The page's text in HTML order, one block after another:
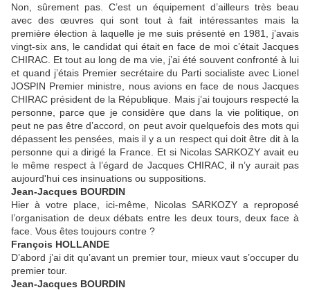
Non, sûrement pas. C’est un équipement d’ailleurs très beau
avec des œuvres qui sont tout à fait intéressantes mais la
première élection à laquelle je me suis présenté en 1981, j’avais
vingt-six ans, le candidat qui était en face de moi c’était Jacques
CHIRAC. Et tout au long de ma vie, j’ai été souvent confronté à lui
et quand j’étais Premier secrétaire du Parti socialiste avec Lionel
JOSPIN Premier ministre, nous avions en face de nous Jacques
CHIRAC président de la République. Mais j’ai toujours respecté la
personne, parce que je considère que dans la vie politique, on
peut ne pas être d’accord, on peut avoir quelquefois des mots qui
dépassent les pensées, mais il y a un respect qui doit être dit à la
personne qui a dirigé la France. Et si Nicolas SARKOZY avait eu
le même respect à l’égard de Jacques CHIRAC, il n’y aurait pas
aujourd'hui ces insinuations ou suppositions.
Jean-Jacques BOURDIN
Hier à votre place, ici-même, Nicolas SARKOZY a reproposé
l’organisation de deux débats entre les deux tours, deux face à
face. Vous êtes toujours contre ?
François HOLLANDE
D’abord j’ai dit qu’avant un premier tour, mieux vaut s’occuper du
premier tour.
Jean-Jacques BOURDIN